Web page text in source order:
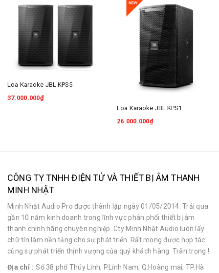
Loa Karaoke JBL KPS5
37.000.000₫
Loa Karaoke JBL KPS1
26.000.000₫
CÔNG TY TNHH ĐIỆN TỬ VÀ THIẾT BỊ ÂM THANH
MINH NHẬT
Minh Nhật Audio Pro được thành lập ngày 01/05/2014. Trải qua
gần 10 năm kinh doanh trong lĩnh vực phân phối thiết bị âm
thanh chính hãng chuyên nghiệp. Cty Minh Nhật Audio luôn lấy
chữ tín làm nền tảng cho sự phát triển. Rất mong được hợp tác
cùng sự phát triển thịnh vượng của quý khách hàng. Trân trọng !
Địa chỉ : Số 38 phố Thúy Lĩnh, P.Lĩnh Nam, Q.Hoàng mai, TP.Hà